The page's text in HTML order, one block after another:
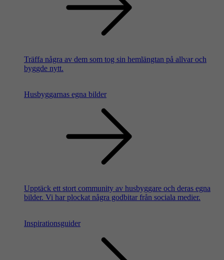
Träffa några av dem som tog sin hemlängtan på allvar och
byggde nytt.
Husbyggarnas egna bilder
Upptäck ett stort community av husbyggare och deras egna
bilder. Vi har plockat några godbitar från sociala medier.
Inspirationsguider